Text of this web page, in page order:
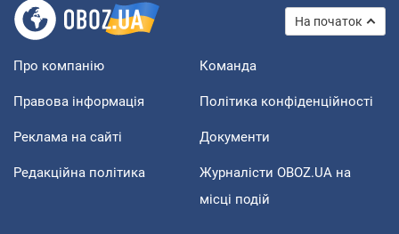
На початок
Про компанію Команда
Правова інформація Політика конфіденційності
Реклама на сайті Документи
Редакційна політика
Журналісти OBOZ.UA на
місці подій